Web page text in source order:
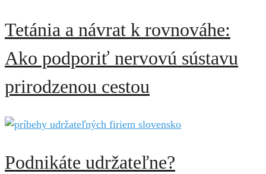
Tetánia a návrat k rovnováhe:
Ako podporiť nervovú sústavu
prirodzenou cestou
Podnikáte udržateľne?